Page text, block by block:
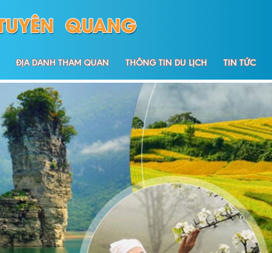
ĐỊA DANH THAM QUAN THÔNG TIN DU LỊCH TIN TỨC